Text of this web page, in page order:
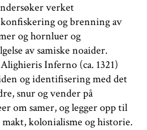
verket
og brenning av
og hornluer og
av samiske noaider.
Inferno (ca. 1321)
og identifisering med det
snur og vender på
om samer, og legger opp til
kolonialisme og historie.